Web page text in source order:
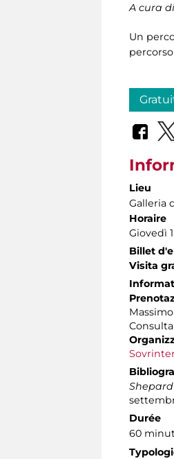
A cura
Un
Lieu
Galleria
Horaire
Giovedì
Billet
Visita
Massimo
Durée
60